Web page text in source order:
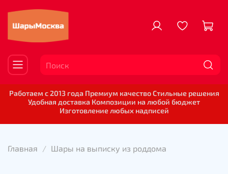
Работаем с 2013 года Премиум качество Стильные решения
Удобная доставка Композиции на любой бюджет
Изготовление любых надписей
Главная Шары на выписку из роддома